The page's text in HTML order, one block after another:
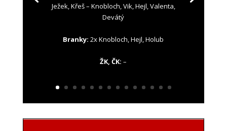
Ježek, Křeš – Knobloch, Vik, Hejl, Valenta,
Devátý
Branky:2x Knobloch, Hejl, Holub
ŽK, ČK:–